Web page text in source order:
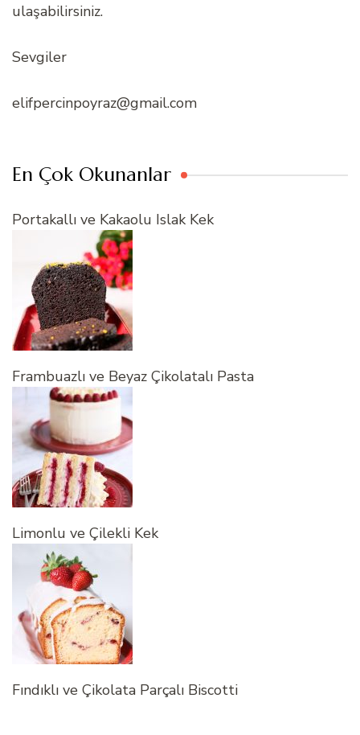
ulaşabilirsiniz.
Sevgiler
elifpercinpoyraz@gmail.com
En Çok Okunanlar
Portakallı ve Kakaolu Islak Kek
Frambuazlı ve Beyaz Çikolatalı Pasta
Limonlu ve Çilekli Kek
Fındıklı ve Çikolata Parçalı Biscotti